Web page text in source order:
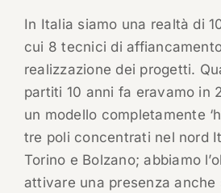
In Italia siamo una realtà di
cui 8 tecnici di
realizzazione dei progetti.
partiti 10 anni fa eravamo in
un modello completamente
tre poli concentrati nel nord
Torino e Bolzano; abbiamo
attivare una presenza anche